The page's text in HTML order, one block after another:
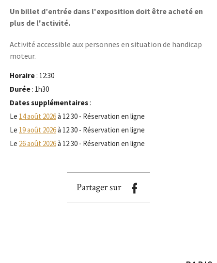
Un billet d’entrée dans l'exposition doit être acheté en
plus de l'activité.
Activité accessible aux personnes en situation de handicap
moteur.
Horaire : 12:30
Durée : 1h30
Dates supplémentaires :
Le 14 août 2026à 12:30 - Réservation en ligne
Le 19 août 2026à 12:30 - Réservation en ligne
Le 26 août 2026à 12:30 - Réservation en ligne
Partager sur